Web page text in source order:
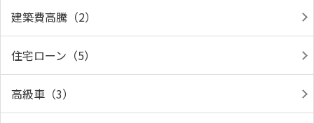
建築費高騰（2）
住宅ローン（5）
高級車（3）